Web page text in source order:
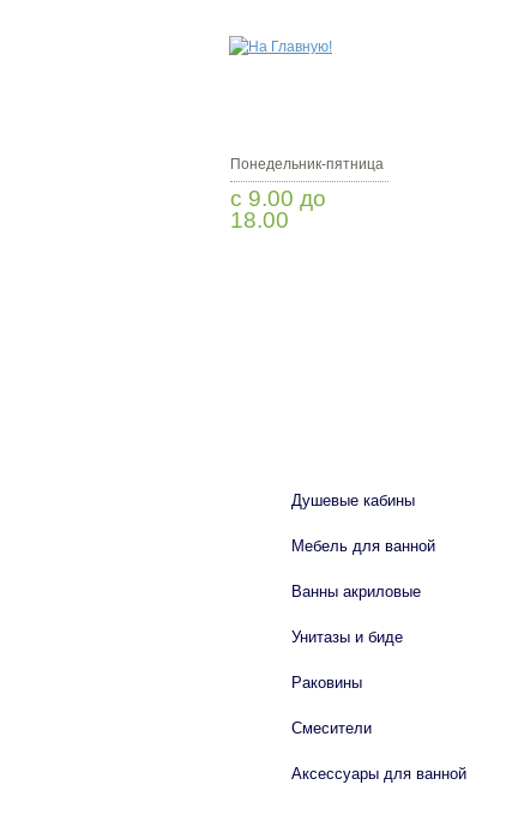
Понедельник-пятница
с 9.00 до
18.00
Душевые кабины
Мебель для ванной
Ванны акриловые
Унитазы и биде
Раковины
Смесители
Аксессуары для ванной